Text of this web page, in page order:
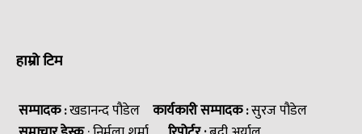
हाम्रो टिम
सम्पादक :खडानन्द पौडेल कार्यकारी सम्पादक :सुरज पौडेल